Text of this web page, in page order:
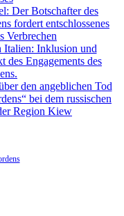
Der Botschafter des
fordert entschlossenes
Verbrechen
Italien: Inklusion und
des Engagements des
den angeblichen Tod
bei dem russischen
Region Kiew